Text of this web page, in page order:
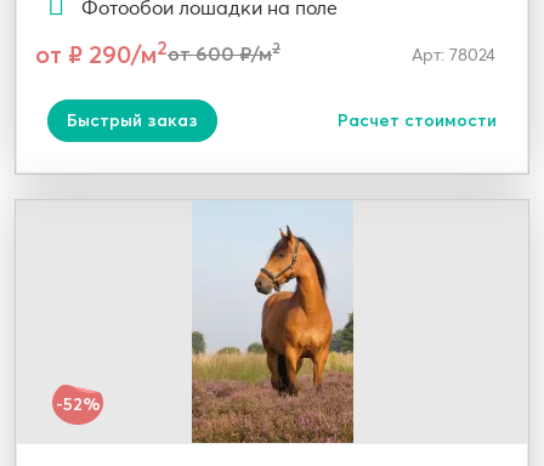
Фотообои лошадки на поле
от ₽ 290/м2от 600 ₽/м2 Арт: 78024
Быстрый заказ Расчет стоимости
-52%